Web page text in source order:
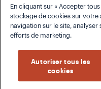
En savoir
En cliquant sur « Accepter
stockage de cookies sur
navigation sur le site,
efforts de marketing.
Autoriser tous les
cookies